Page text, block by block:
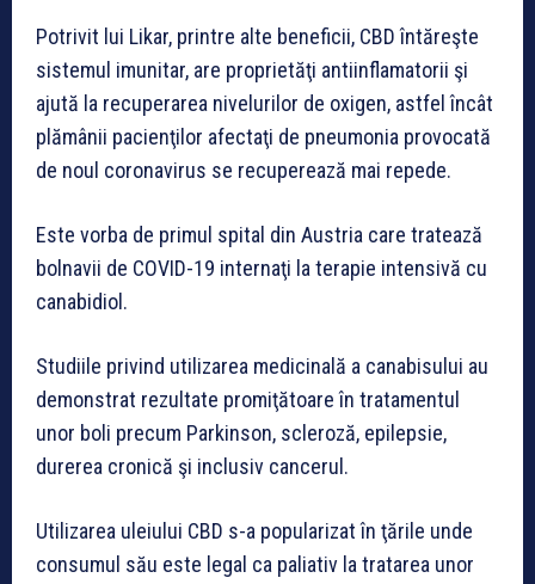
Potrivit lui Likar, printre alte beneficii, CBD întăreşte
sistemul imunitar, are proprietăţi antiinflamatorii şi
ajută la recuperarea nivelurilor de oxigen, astfel încât
plămânii pacienţilor afectaţi de pneumonia provocată
de noul coronavirus se recuperează mai repede.
Este vorba de primul spital din Austria care tratează
bolnavii de COVID-19 internaţi la terapie intensivă cu
canabidiol.
Studiile privind utilizarea medicinală a canabisului au
demonstrat rezultate promiţătoare în tratamentul
unor boli precum Parkinson, scleroză, epilepsie,
durerea cronică şi inclusiv cancerul.
Utilizarea uleiului CBD s-a popularizat în ţările unde
consumul său este legal ca paliativ la tratarea unor